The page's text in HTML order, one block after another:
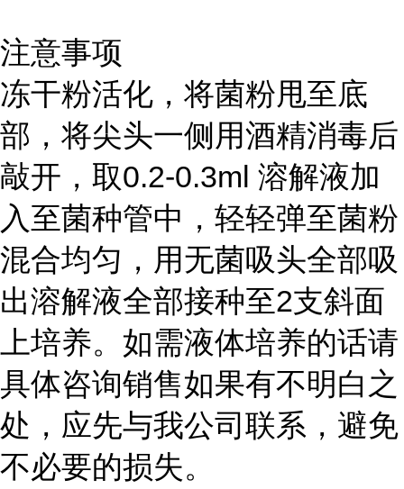
注意事项
冻干粉活化，将菌粉甩至底
部，将尖头一侧用酒精消毒后
敲开，取0.2-0.3ml 溶解液加
入至菌种管中，轻轻弹至菌粉
混合均匀，用无菌吸头全部吸
出溶解液全部接种至2支斜面
上培养。如需液体培养的话请
具体咨询销售如果有不明白之
处，应先与我公司联系，避免
不必要的损失。